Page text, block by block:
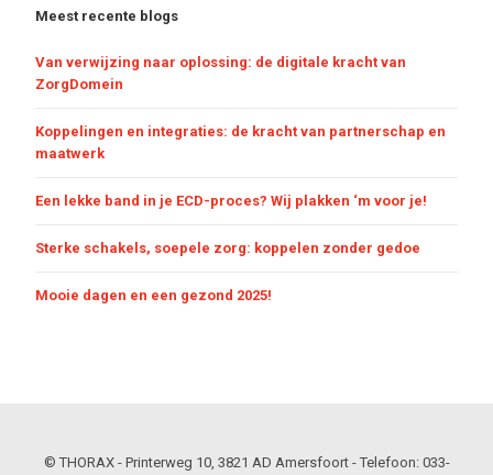
Meest recente blogs
Van verwijzing naar oplossing: de digitale kracht van
ZorgDomein
Koppelingen en integraties: de kracht van partnerschap en
maatwerk
Een lekke band in je ECD-proces? Wij plakken ‘m voor je!
Sterke schakels, soepele zorg: koppelen zonder gedoe
Mooie dagen en een gezond 2025!
© THORAX - Printerweg 10, 3821 AD Amersfoort - Telefoon: 033-